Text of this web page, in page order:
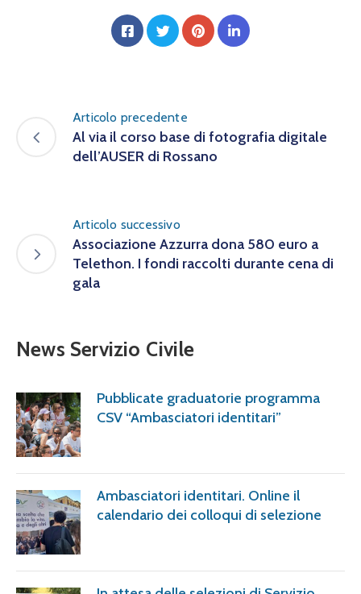
Articolo precedente
Al via il corso base di fotografia digitale
dell’AUSER di Rossano
Articolo successivo
Associazione Azzurra dona 580 euro a
Telethon. I fondi raccolti durante cena di
gala
News Servizio Civile
Pubblicate graduatorie programma
CSV “Ambasciatori identitari”
Ambasciatori identitari. Online il
calendario dei colloqui di selezione